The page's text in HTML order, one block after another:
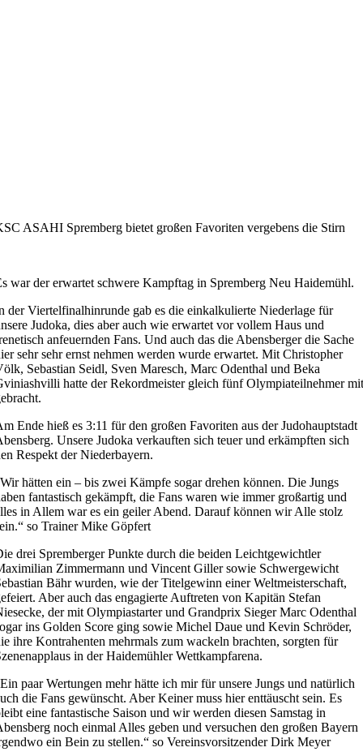
ASAHI Spremberg bietet großen Favoriten vergebens die Stirn
war der erwartet schwere Kampftag in Spremberg Neu Haidemühl.
der Viertelfinalhinrunde gab es die einkalkulierte Niederlage für
Judoka, dies aber auch wie erwartet vor vollem Haus und
anfeuernden Fans. Und auch das die Abensberger die Sache
sehr sehr ernst nehmen werden wurde erwartet. Mit Christopher
Sebastian Seidl, Sven Maresch, Marc Odenthal und Beka
hatte der Rekordmeister gleich fünf Olympiateilnehmer mit
Ende hieß es 3:11 für den großen Favoriten aus der Judohauptstadt
Unsere Judoka verkauften sich teuer und erkämpften sich
Respekt der Niederbayern.
hätten ein – bis zwei Kämpfe sogar drehen können. Die Jungs
fantastisch gekämpft, die Fans waren wie immer großartig und
in Allem war es ein geiler Abend. Darauf können wir Alle stolz
so Trainer Mike Göpfert
drei Spremberger Punkte durch die beiden Leichtgewichtler
Zimmermann und Vincent Giller sowie Schwergewicht
Bähr wurden, wie der Titelgewinn einer Weltmeisterschaft,
Aber auch das engagierte Auftreten von Kapitän Stefan
der mit Olympiastarter und Grandprix Sieger Marc Odenthal
ins Golden Score ging sowie Michel Daue und Kevin Schröder,
ihre Kontrahenten mehrmals zum wackeln brachten, sorgten für
in der Haidemühler Wettkampfarena.
paar Wertungen mehr hätte ich mir für unsere Jungs und natürlich
die Fans gewünscht. Aber Keiner muss hier enttäuscht sein. Es
eine fantastische Saison und wir werden diesen Samstag in
noch einmal Alles geben und versuchen den großen Bayern
ein Bein zu stellen.“ so Vereinsvorsitzender Dirk Meyer